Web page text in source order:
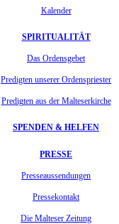
Kalender
SPIRITUALITÄT
Das Ordensgebet
Predigten unserer Ordenspriester
Predigten aus der Malteserkirche
SPENDEN & HELFEN
PRESSE
Presseaussendungen
Pressekontakt
Die Malteser Zeitung